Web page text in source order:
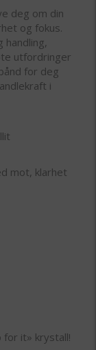
deg om din
og fokus.
handling,
utfordringer
for deg
i
mot, klarhet
for it» krystall!